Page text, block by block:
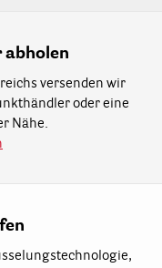
abholen
versenden wir
oder eine
Nähe.